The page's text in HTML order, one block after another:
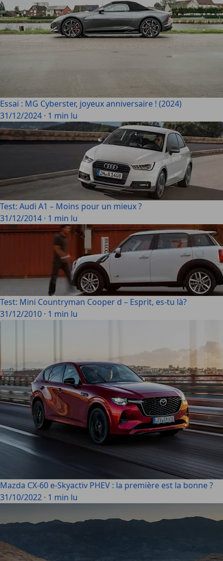
Essai : MG Cyberster, joyeux anniversaire ! (2024)
31/12/2024 · 1 min lu
Test: Audi A1 – Moins pour un mieux ?
31/12/2014 · 1 min lu
Test: Mini Countryman Cooper d – Esprit, es-tu là?
31/12/2010 · 1 min lu
Mazda CX-60 e-Skyactiv PHEV : la première est la bonne ?
31/10/2022 · 1 min lu